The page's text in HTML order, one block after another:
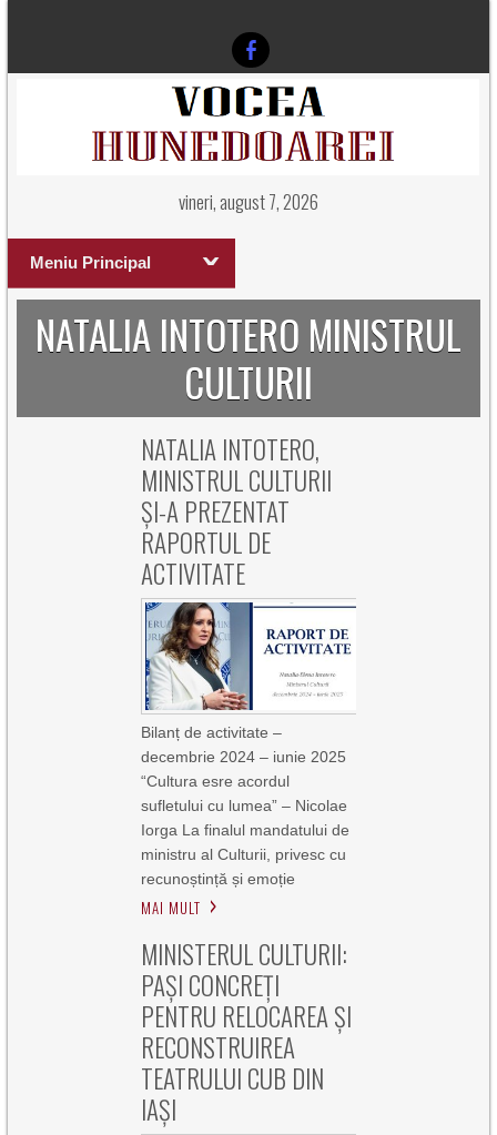
vineri, august 7, 2026
Meniu Principal
NATALIA INTOTERO MINISTRUL
CULTURII
NATALIA INTOTERO,
MINISTRUL CULTURII
ȘI-A PREZENTAT
RAPORTUL DE
ACTIVITATE
Bilanț de activitate –
decembrie 2024 – iunie 2025
“Cultura esre acordul
sufletului cu lumea” – Nicolae
Iorga La finalul mandatului de
ministru al Culturii, privesc cu
recunoștință și emoție
MAI MULT
MINISTERUL CULTURII:
PAȘI CONCREȚI
PENTRU RELOCAREA ȘI
RECONSTRUIREA
TEATRULUI CUB DIN
IAȘI